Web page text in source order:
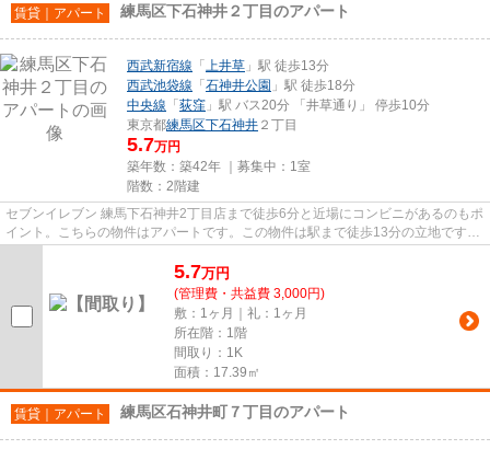
賃貸｜アパート 練馬区下石神井２丁目のアパート
西武新宿線 「 上井草 」駅 徒歩13分
西武池袋線 「 石神井公園 」駅 徒歩18分
中央線 「 荻窪 」駅 バス20分 「井草通り」 停歩10分
東京都練馬区下石神井 ２丁目
5.7万円
築年数：築42年 ｜募集中： 1室
階数：2階建
セブンイレブン 練馬下石神井2丁目店まで徒歩6分と近場にコンビニがあるのもポ
イント。こちらの物件はアパートです。この物件は駅まで徒歩13分の立地です。
5.7万円
(管理費・共益費 3,000円)
敷：1ヶ月｜礼：1ヶ月
所在階：1階
間取り：1K
面積：17.39㎡
賃貸｜アパート 練馬区石神井町７丁目のアパート